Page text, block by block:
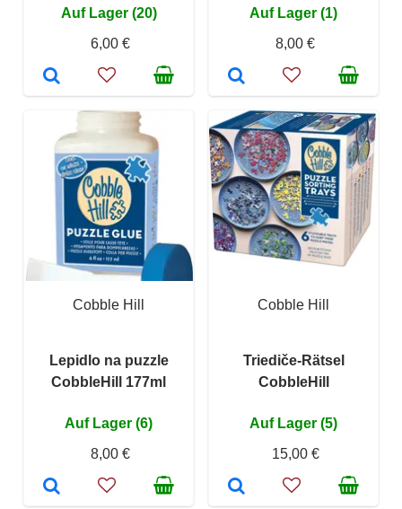
Auf Lager (20)
6,00 €
Auf Lager (1)
8,00 €
Cobble Hill
Lepidlo na puzzle
CobbleHill 177ml
Auf Lager (6)
8,00 €
Cobble Hill
Triediče-Rätsel
CobbleHill
Auf Lager (5)
15,00 €